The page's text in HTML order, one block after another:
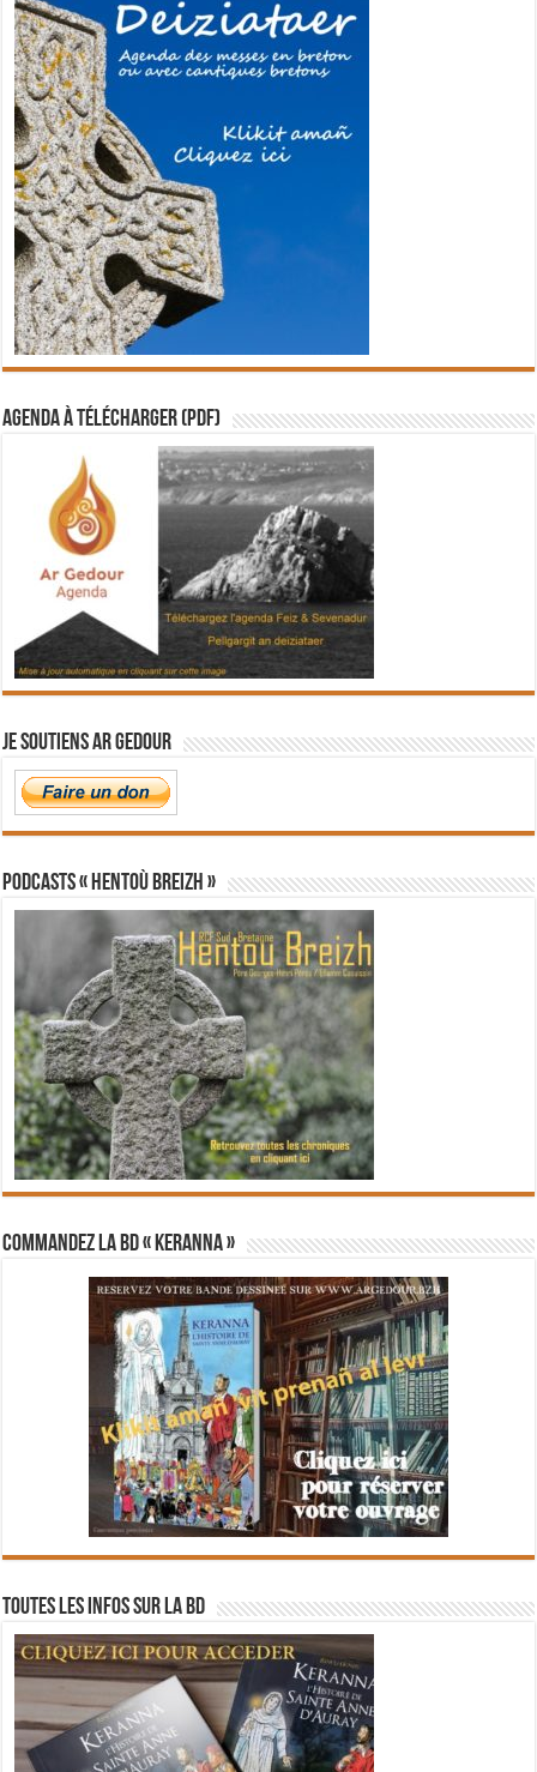
Agenda à télécharger (PDF)
Je soutiens Ar Gedour
PODCASTS « Hentoù Breizh »
Commandez la BD « Keranna »
Toutes les infos sur la BD